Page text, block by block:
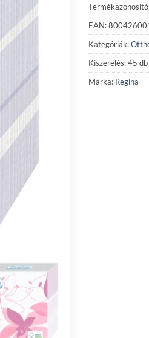
EAN:
Kategóriák:
Kiszerelés: 45 db
Márka: Regina